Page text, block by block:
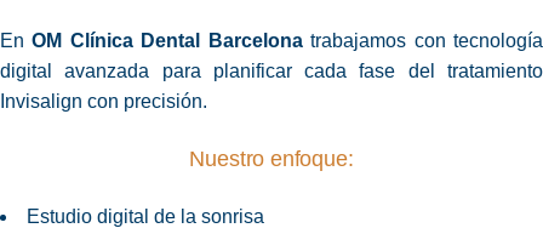
EnOM Clínica Dental Barcelonatrabajamos con tecnología
digital avanzada para planificar cada fase del tratamiento
Invisalign con precisión.
Nuestro enfoque:
Estudio digital de la sonrisa